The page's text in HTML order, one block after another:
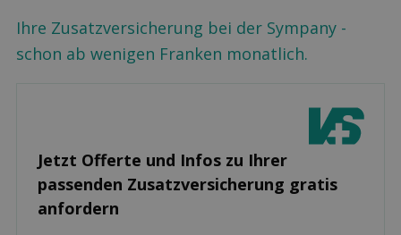
Ihre Zusatzversicherung bei der Sympany -
schon ab wenigen Franken monatlich.
Jetzt Offerte und Infos zu Ihrer
passenden Zusatz­versicherung gratis
anfordern